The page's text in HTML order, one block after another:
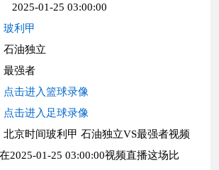
2025-01-25 03:00:00
玻利甲
石油独立
最强者
点击进入篮球录像
点击进入足球录像
北京时间玻利甲 石油独立VS最强者视频
2025-01-25 03:00:00视频直播这场比